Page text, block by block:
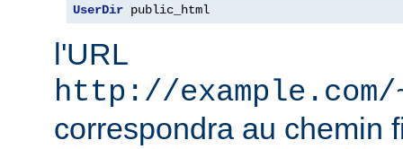
UserDir public_html
l'URL
http://
correspondra au chemin